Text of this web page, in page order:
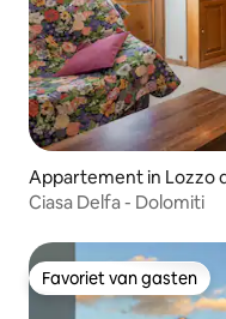
Appartement in Lozzo
Ciasa Delfa - Dolomiti
Favoriet van gasten
Favoriet van gasten